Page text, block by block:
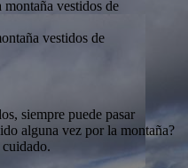
vestidos de
siempre puede pasar
alguna vez por la montaña?